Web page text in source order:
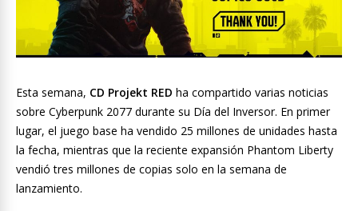
Esta semana, CD Projekt RED ha compartido varias noticias
sobre Cyberpunk 2077 durante su Día del Inversor. En primer
lugar, el juego base ha vendido 25 millones de unidades hasta
la fecha, mientras que la reciente expansión Phantom Liberty
vendió tres millones de copias solo en la semana de
lanzamiento.